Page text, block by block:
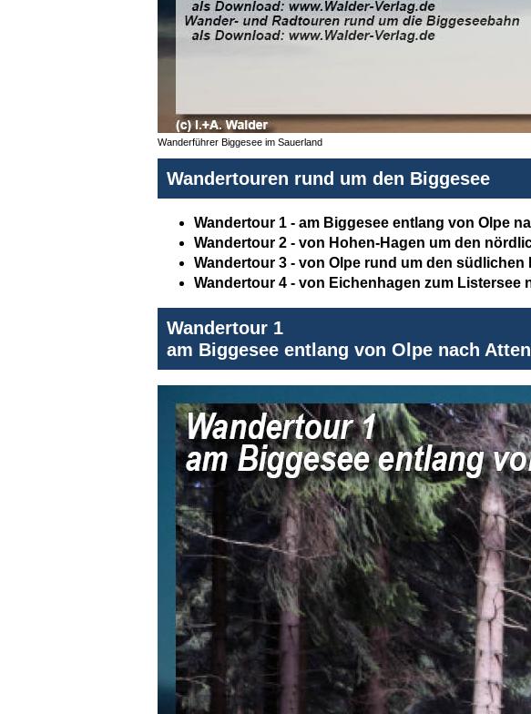
Wanderführer Biggesee im Sauerland
Wandertouren rund um den Biggesee
Wandertour 1 - am Biggesee entlang von Olpe
Wandertour 2 - von Hohen-Hagen um den
Wandertour 3 - von Olpe rund um den südlichen
Wandertour 4 - von Eichenhagen zum Listersee
Wandertour 1
am Biggesee entlang von Olpe nach